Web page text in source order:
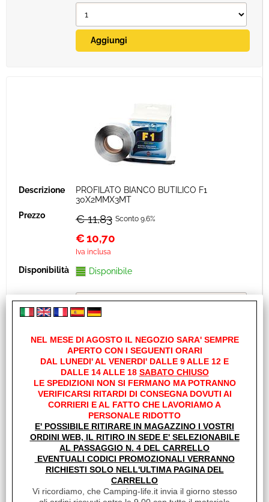
PROFILATO BIANCO BUTILICO F1
30X2MMX3MT
€ 11,83 Sconto 9.6%
€10,70
Iva inclusa
Disponibile
SIGILLANTE A STRISCE 30X2 GRIGIO
ROTOLO MT 60
NEL MESE DI AGOSTO IL NEGOZIO SARA' SEMPRE
APERTO CON I SEGUENTI ORARI
DAL LUNEDI' AL VENERDI' DALLE 9 ALLE 12 E
DALLE 14 ALLE 18 SABATO CHIUSO
LE SPEDIZIONI NON SI FERMANO MA POTRANNO
VERIFICARSI RITARDI DI CONSEGNA DOVUTI AI
CORRIERI E AL FATTO CHE LAVORIAMO A
PERSONALE RIDOTTO
E' POSSIBILE RITIRARE IN MAGAZZINO I VOSTRI
ORDINI WEB, IL RITIRO IN SEDE E' SELEZIONABILE
AL PASSAGGIO N. 4 DEL CARRELLO
EVENTUALI CODICI PROMOZIONALI VERRANNO
RICHIESTI SOLO NELL'ULTIMA PAGINA DEL
CARRELLO
Vi ricordiamo, che Camping-life.it invia il giorno stesso